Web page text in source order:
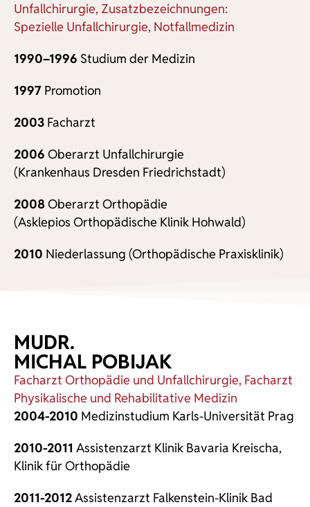
Unfallchirurgie, Zusatzbezeichnungen:
Spezielle Unfallchirurgie, Notfallmedizin
1990–1996 Studium der Medizin
1997 Promotion
2003 Facharzt
2006 Oberarzt Unfallchirurgie
(Krankenhaus Dresden Friedrichstadt)
2008Oberarzt Orthopädie
(Asklepios Orthopädische Klinik Hohwald)
2010 Niederlassung (Orthopädische Praxisklinik)
MUDR.
MICHAL POBIJAK
Facharzt Orthopädie und Unfallchirurgie, Facharzt
Physikalische und Rehabilitative Medizin
2004-2010 Medizinstudium Karls-Universität Prag
2010-2011 Assistenzarzt Klinik Bavaria Kreischa,
Klinik für Orthopädie
2011-2012Assistenzarzt Falkenstein-Klinik Bad